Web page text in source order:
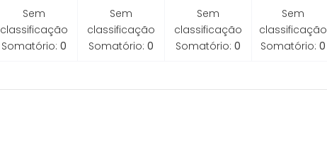
Sem
classificação
Somatório: 0
Sem
classificação
Somatório: 0
Sem
classificação
Somatório: 0
Sem
classificação
Somatório: 0